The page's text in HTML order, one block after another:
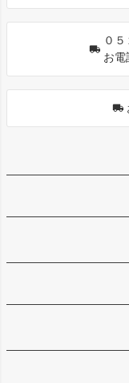
０
お電